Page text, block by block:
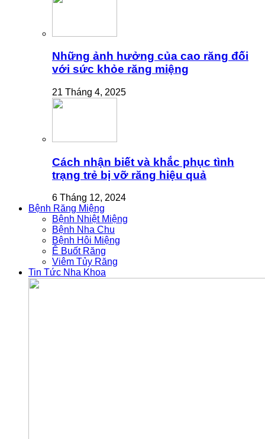
Những ảnh hưởng của cao răng đối
với sức khỏe răng miệng
21 Tháng 4, 2025
Cách nhận biết và khắc phục tình
trạng trẻ bị vỡ răng hiệu quả
6 Tháng 12, 2024
Bệnh Răng Miệng
Bệnh Nhiệt Miệng
Bệnh Nha Chu
Bệnh Hôi Miệng
Ê Buốt Răng
Viêm Tủy Răng
Tin Tức Nha Khoa